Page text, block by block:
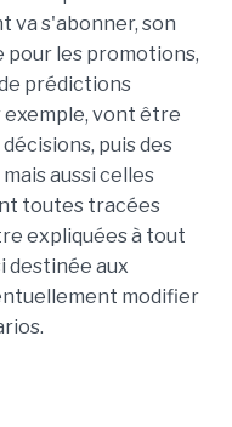
va s'abonner, son
pour les promotions,
prédictions
exemple, vont être
puis des
aussi celles
toutes tracées
expliquées à tout
destinée aux
modifier